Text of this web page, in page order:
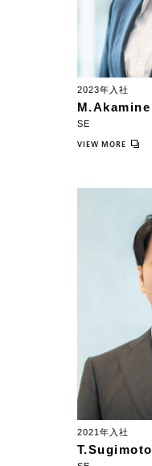
2023年入社
M.Akamine
SE
VIEW MORE
2021年入社
T.Sugimoto